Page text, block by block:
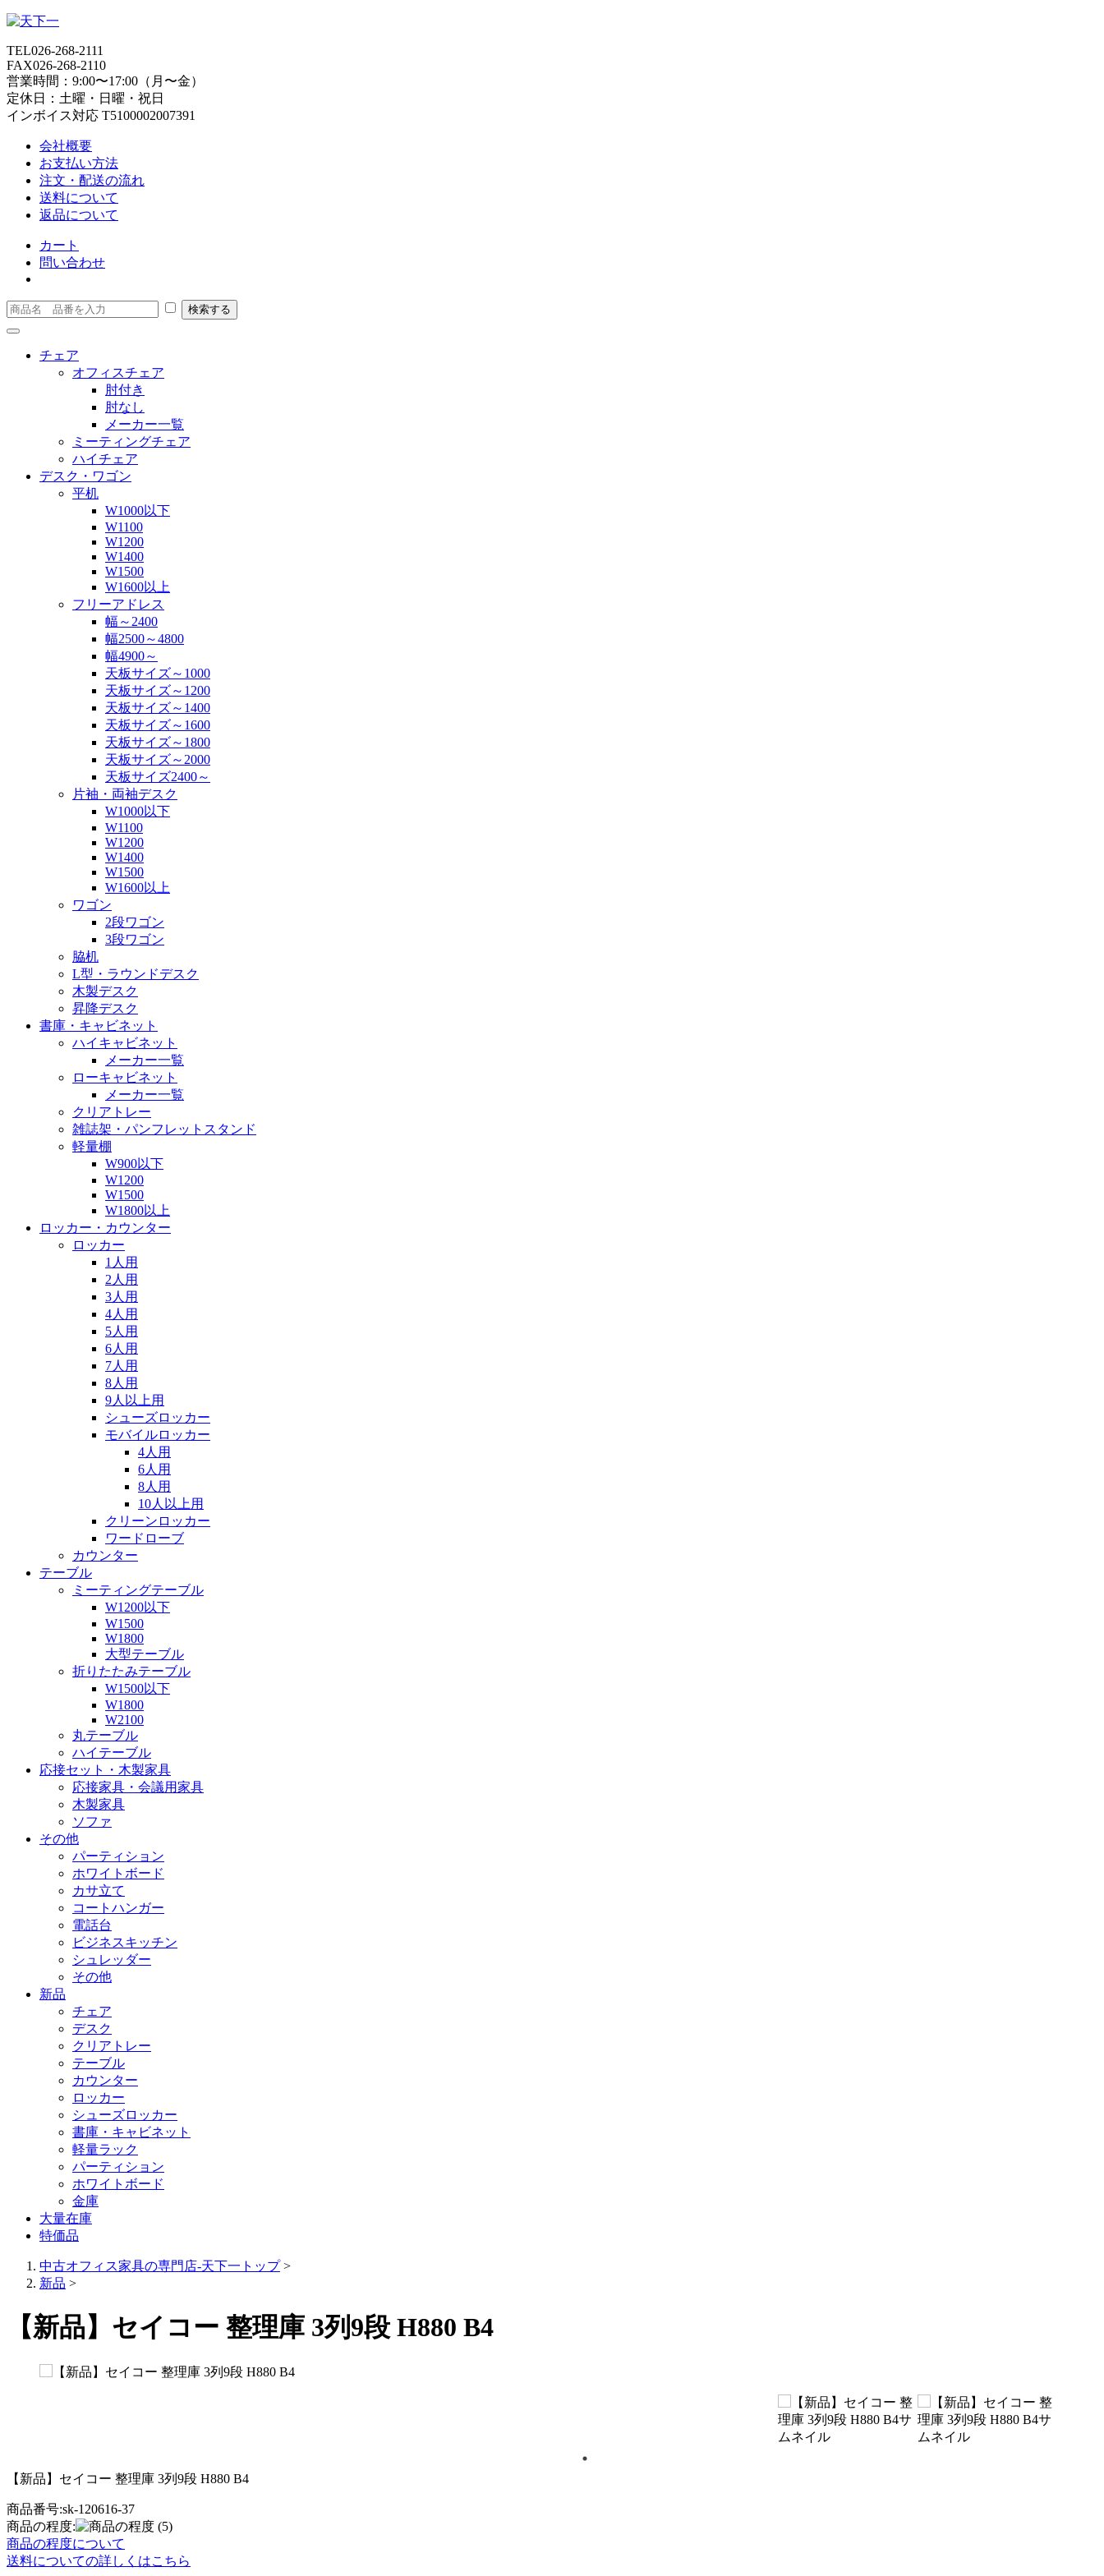
TEL026-268-2111
FAX026-268-2110
営業時間：9:00〜17:00（月〜金）
定休日：土曜・日曜・祝日
インボイス対応 T5100002007391
会社概要
お支払い方法
注文・配送の流れ
送料について
返品について
カート
問い合わせ
チェア
オフィスチェア
肘付き
肘なし
メーカー一覧
ミーティングチェア
ハイチェア
デスク・ワゴン
平机
W1000以下
W1100
W1200
W1400
W1500
W1600以上
フリーアドレス
幅～2400
幅2500～4800
幅4900～
天板サイズ～1000
天板サイズ～1200
天板サイズ～1400
天板サイズ～1600
天板サイズ～1800
天板サイズ～2000
天板サイズ2400～
片袖・両袖デスク
W1000以下
W1100
W1200
W1400
W1500
W1600以上
ワゴン
2段ワゴン
3段ワゴン
脇机
L型・ラウンドデスク
木製デスク
昇降デスク
書庫・キャビネット
ハイキャビネット
メーカー一覧
ローキャビネット
メーカー一覧
クリアトレー
雑誌架・パンフレットスタンド
軽量棚
W900以下
W1200
W1500
W1800以上
ロッカー・カウンター
ロッカー
1人用
2人用
3人用
4人用
5人用
6人用
7人用
8人用
9人以上用
シューズロッカー
モバイルロッカー
4人用
6人用
8人用
10人以上用
クリーンロッカー
ワードローブ
カウンター
テーブル
ミーティングテーブル
W1200以下
W1500
W1800
大型テーブル
折りたたみテーブル
W1500以下
W1800
W2100
丸テーブル
ハイテーブル
応接セット・木製家具
応接家具・会議用家具
木製家具
ソファ
その他
パーティション
ホワイトボード
カサ立て
コートハンガー
電話台
ビジネスキッチン
シュレッダー
その他
新品
チェア
デスク
クリアトレー
テーブル
カウンター
ロッカー
シューズロッカー
書庫・キャビネット
軽量ラック
パーティション
ホワイトボード
金庫
大量在庫
特価品
中古オフィス家具の専門店-天下一トップ>
新品 >
【新品】セイコー 整理庫 3列9段 H880 B4
【新品】セイコー 整理庫 3列9段 H880 B4
商品番号:sk-120616-37
商品の程度:
(5)
商品の程度について
送料についての詳しくはこちら